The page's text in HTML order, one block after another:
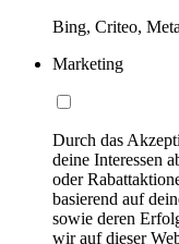
Bing, Criteo,
Marketing
Durch das
deine Interessen
oder
basierend auf
sowie deren
wir auf dieser